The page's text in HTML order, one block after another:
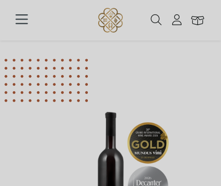
Zum Hauptinhalt springen
Bildergalerie überspringen